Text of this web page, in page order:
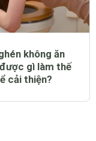
không ăn
gì làm thế
cải thiện?